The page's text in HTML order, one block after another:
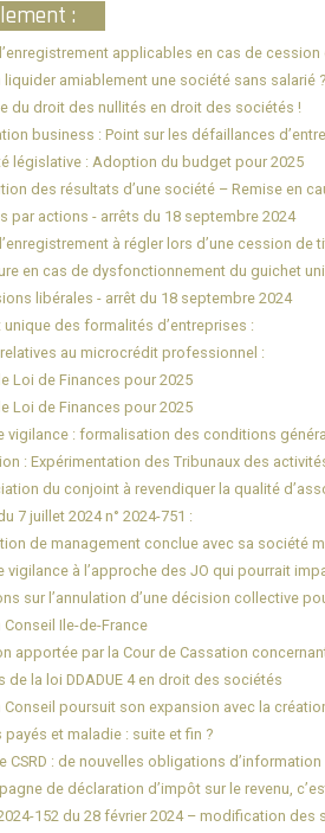
:
applicables en cas de
liquider amiablement une société sans salarié ?
du droit des nullités en droit des sociétés !
business : Point sur les défaillances
législative : Adoption du budget pour 2025
des résultats d’une société – Remise en
par actions - arrêts du 18 septembre 2024
à régler lors d’une cession de
en cas de dysfonctionnement du guichet
libérales - arrêt du 18 septembre 2024
unique des formalités d’entreprises :
au microcrédit professionnel :
Loi de Finances pour 2025
Loi de Finances pour 2025
vigilance : formalisation des conditions
: Expérimentation des Tribunaux des
du conjoint à revendiquer la qualité
7 juillet 2024 n° 2024-751 :
de management conclue avec sa société
vigilance à l’approche des JO qui pourrait
sur l’annulation d’une décision collective
Conseil Ile-de-France
apportée par la Cour de Cassation
de la loi DDADUE 4 en droit des sociétés
Conseil poursuit son expansion avec la
payés et maladie : suite et fin ?
CSRD : de nouvelles obligations
de déclaration d’impôt sur le revenu,
152 du 28 février 2024 – modification des